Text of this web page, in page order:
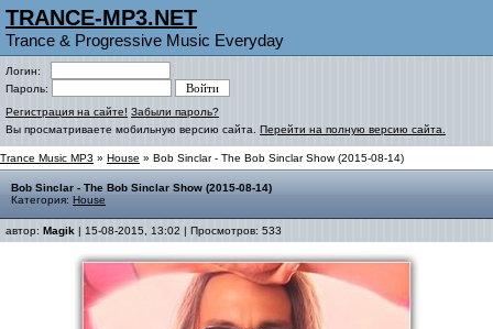
TRANCE-MP3.NET
Trance & Progressive Music Everyday
Логин:
Пароль:
Регистрация на сайте! Забыли пароль?
Вы просматриваете мобильную версию сайта. Перейти на полную версию сайта.
Trance Music MP3 » House » Bob Sinclar - The Bob Sinclar Show (2015-08-14)
Bob Sinclar - The Bob Sinclar Show (2015-08-14)
Категория: House
автор: Magik | 15-08-2015, 13:02 | Просмотров: 533